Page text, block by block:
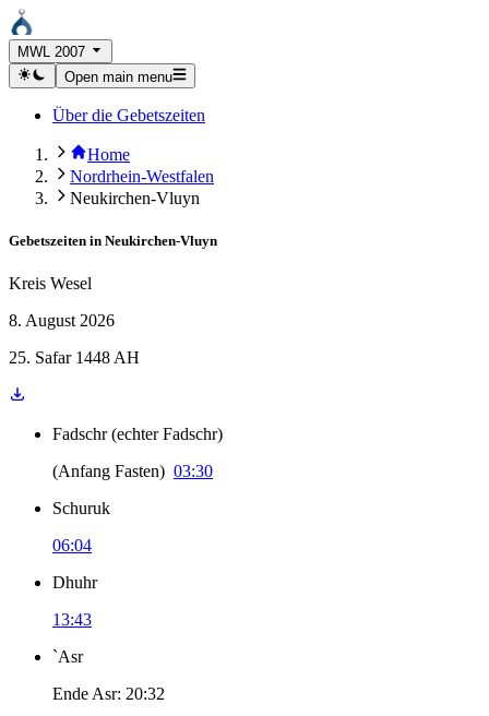
MWL 2007
Open main menu
Über die Gebetszeiten
Home
Nordrhein-Westfalen
Neukirchen-Vluyn
Gebetszeiten in Neukirchen-Vluyn
Kreis Wesel
8. August 2026
25. Safar 1448 AH
Fadschr (echter Fadschr)
(Anfang Fasten) 03:30
Schuruk
06:04
Dhuhr
13:43
`Asr
Ende Asr: 20:32